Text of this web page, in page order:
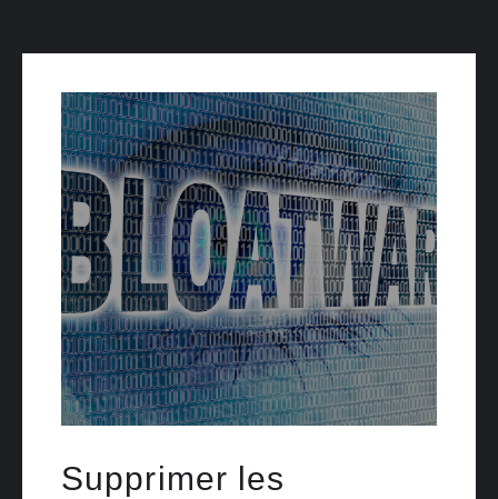
Supprimer les